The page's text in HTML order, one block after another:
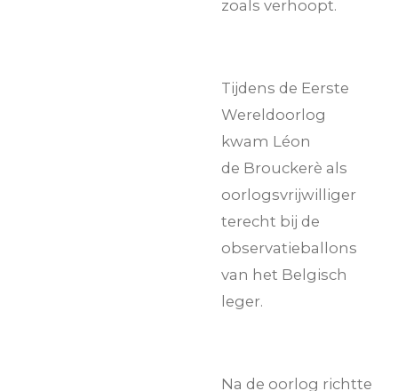
zoals verhoopt.
Tijdens de Eerste
Wereldoorlog
kwam Léon
de Brouckerè als
oorlogsvrijwilliger
terecht bij de
observatieballons
van het Belgisch
leger.
Na de oorlog richtte